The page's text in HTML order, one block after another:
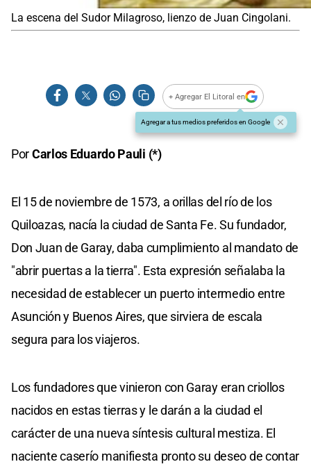
La escena del Sudor Milagroso, lienzo de Juan Cingolani.
+ Agregar El Litoral en
Agregar a tus medios preferidos en Google
PorCarlos Eduardo Pauli (*)
El 15 de noviembre de 1573, a orillas del río de los
Quiloazas, nacía la ciudad de Santa Fe. Su fundador,
Don Juan de Garay, daba cumplimiento al mandato de
"abrir puertas a la tierra". Esta expresión señalaba la
necesidad de establecer un puerto intermedio entre
Asunción y Buenos Aires, que sirviera de escala
segura para los viajeros.
Los fundadores que vinieron con Garay eran criollos
nacidos en estas tierras y le darán a la ciudad el
carácter de una nueva síntesis cultural mestiza. El
naciente caserío manifiesta pronto su deseo de contar